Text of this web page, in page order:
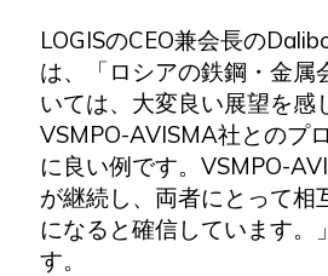
LOGISのCEO兼会長の
は、「ロシアの鉄鋼・金属
いては、大変良い展望を感
VSMPO-AVISMA社とのプ
に良い例です。VSMPO-
が継続し、両者にとって相
になると確信しています。
す。